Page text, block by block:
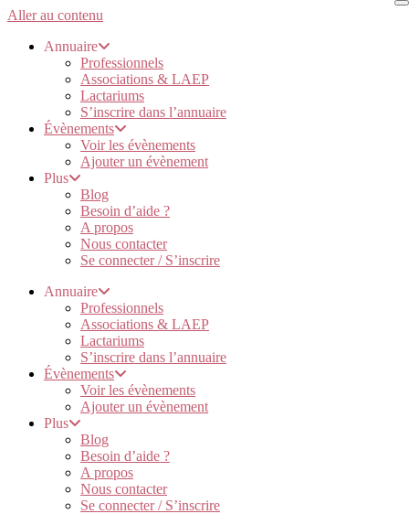
Aller au contenu
Annuaire
Professionnels
Associations & LAEP
Lactariums
S’inscrire dans l’annuaire
Évènements
Voir les évènements
Ajouter un évènement
Plus
Blog
Besoin d’aide ?
A propos
Nous contacter
Se connecter / S’inscrire
Annuaire
Professionnels
Associations & LAEP
Lactariums
S’inscrire dans l’annuaire
Évènements
Voir les évènements
Ajouter un évènement
Plus
Blog
Besoin d’aide ?
A propos
Nous contacter
Se connecter / S’inscrire